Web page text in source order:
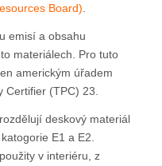
Board)
emisí a obsahu
materiálech. Pro tuto
americkým úřadem
(TPC) 23.
deskový materiál
E1 a E2.
v interiéru, z